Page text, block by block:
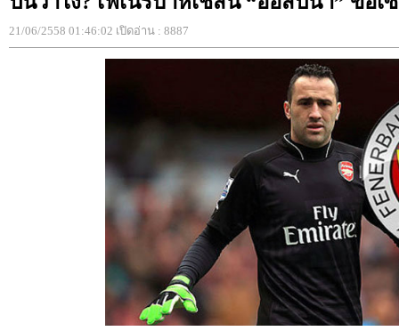
21/06/2558 01:46:02 เปิดอ่าน : 8887